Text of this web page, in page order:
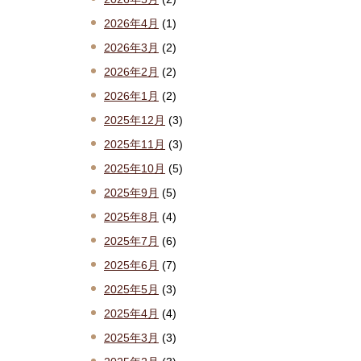
2026年4月 (1)
2026年3月 (2)
2026年2月 (2)
2026年1月 (2)
2025年12月 (3)
2025年11月 (3)
2025年10月 (5)
2025年9月 (5)
2025年8月 (4)
2025年7月 (6)
2025年6月 (7)
2025年5月 (3)
2025年4月 (4)
2025年3月 (3)